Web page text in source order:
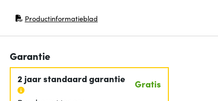
Productinformatieblad
(opent in nieuw venster)
Garantie
2 jaar standaard garantie Gratis